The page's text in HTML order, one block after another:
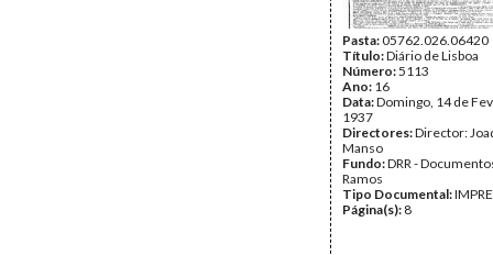
Pasta:05762.026.06420
Título:Diário de Lisboa
Número:5113
Ano: 16
Data:Domingo, 14 de
1937
Directores:Director:
Manso
Fundo:DRR -
Ramos
Tipo Documental:
Página(s): 8